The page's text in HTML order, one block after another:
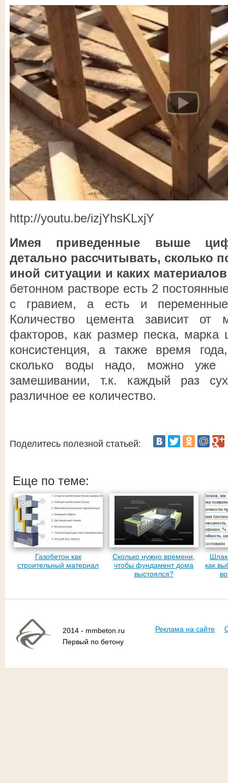
http://youtu.be/izjYhsKLxjY
Имея приведенные выше
детально рассчитывать, сколько
иной ситуации и каких материалов
бетонном растворе есть 2
с гравием, а есть и
Количество цемента зависит от
факторов, как размер песка, марка
консистенция, а также время
сколько воды надо, можно уже
замешивании, т.к. каждый раз
различное ее количество.
Поделитесь полезной статьей:
Еще по теме:
Газобетон как
строительный материал
Сколько нужно времени,
чтобы фундамент дома
выстоялся?
как
2014 - mmbeton.ru
Первый по бетону
Реклама на сайте